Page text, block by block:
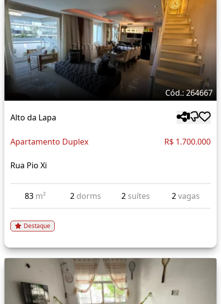
Cód.: 264667
Alto da Lapa
Apartamento Duplex R$ 1.700.000
Rua Pio Xi
83 m² 2 dorms 2 suítes 2vagas
Destaque